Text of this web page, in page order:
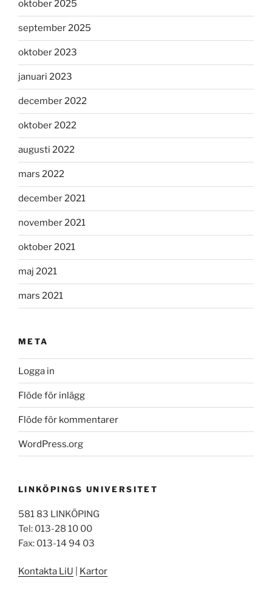
oktober 2025
september 2025
oktober 2023
januari 2023
december 2022
oktober 2022
augusti 2022
mars 2022
december 2021
november 2021
oktober 2021
maj 2021
mars 2021
META
Logga in
Flöde för inlägg
Flöde för kommentarer
WordPress.org
LINKÖPINGS UNIVERSITET
581 83 LINKÖPING
Tel: 013-28 10 00
Fax: 013-14 94 03
Kontakta LiU Kartor